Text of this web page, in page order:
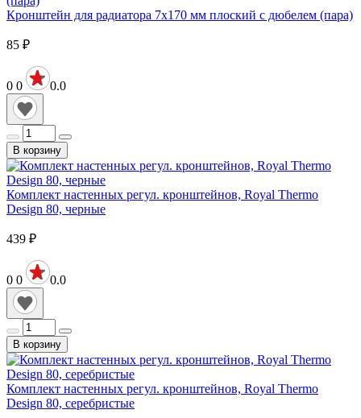
Кронштейн для радиатора 7х170 мм плоский с дюбелем (пара)
85 ₽
0 0 0.0
В корзину
Комплект настенных регул. кронштейнов, Royal Thermo
Design 80, черные
439 ₽
0 0 0.0
В корзину
Комплект настенных регул. кронштейнов, Royal Thermo
Design 80, серебристые